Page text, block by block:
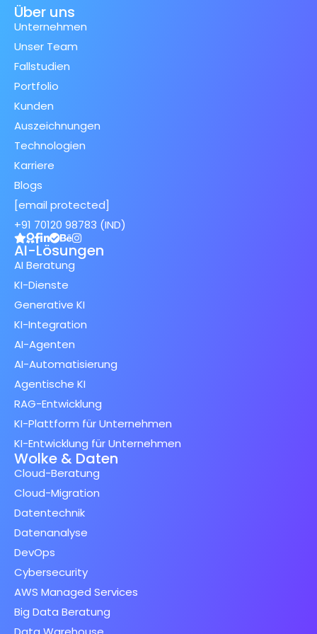
Über uns
Unternehmen
Unser Team
Fallstudien
Portfolio
Kunden
Auszeichnungen
Technologien
Karriere
Blogs
[email protected]
+91 70120 98783 (IND)
AI-Lösungen
AI Beratung
KI-Dienste
Generative KI
KI-Integration
AI-Agenten
AI-Automatisierung
Agentische KI
RAG-Entwicklung
KI-Plattform für Unternehmen
KI-Entwicklung für Unternehmen
Wolke & Daten
Cloud-Beratung
Cloud-Migration
Datentechnik
Datenanalyse
DevOps
Cybersecurity
AWS Managed Services
Big Data Beratung